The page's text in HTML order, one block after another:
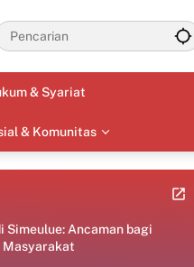
& Syariat
& Komunitas
Simeulue: Ancaman bagi
Masyarakat